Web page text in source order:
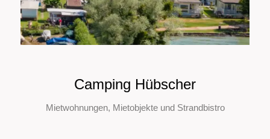
Camping Hübscher
Mietwohnungen, Mietobjekte und Strandbistro